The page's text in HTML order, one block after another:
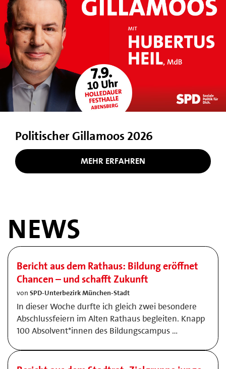
Politischer Gillamoos 2026
MEHR ERFAHREN
NEWS
Bericht aus dem Rathaus: Bildung eröffnet
Chancen – und schafft Zukunft
von SPD-Unterbezirk München-Stadt
In dieser Woche durfte ich gleich zwei besondere
Abschlussfeiern im Alten Rathaus begleiten. Knapp
100 Absolvent*innen des Bildungscampus …